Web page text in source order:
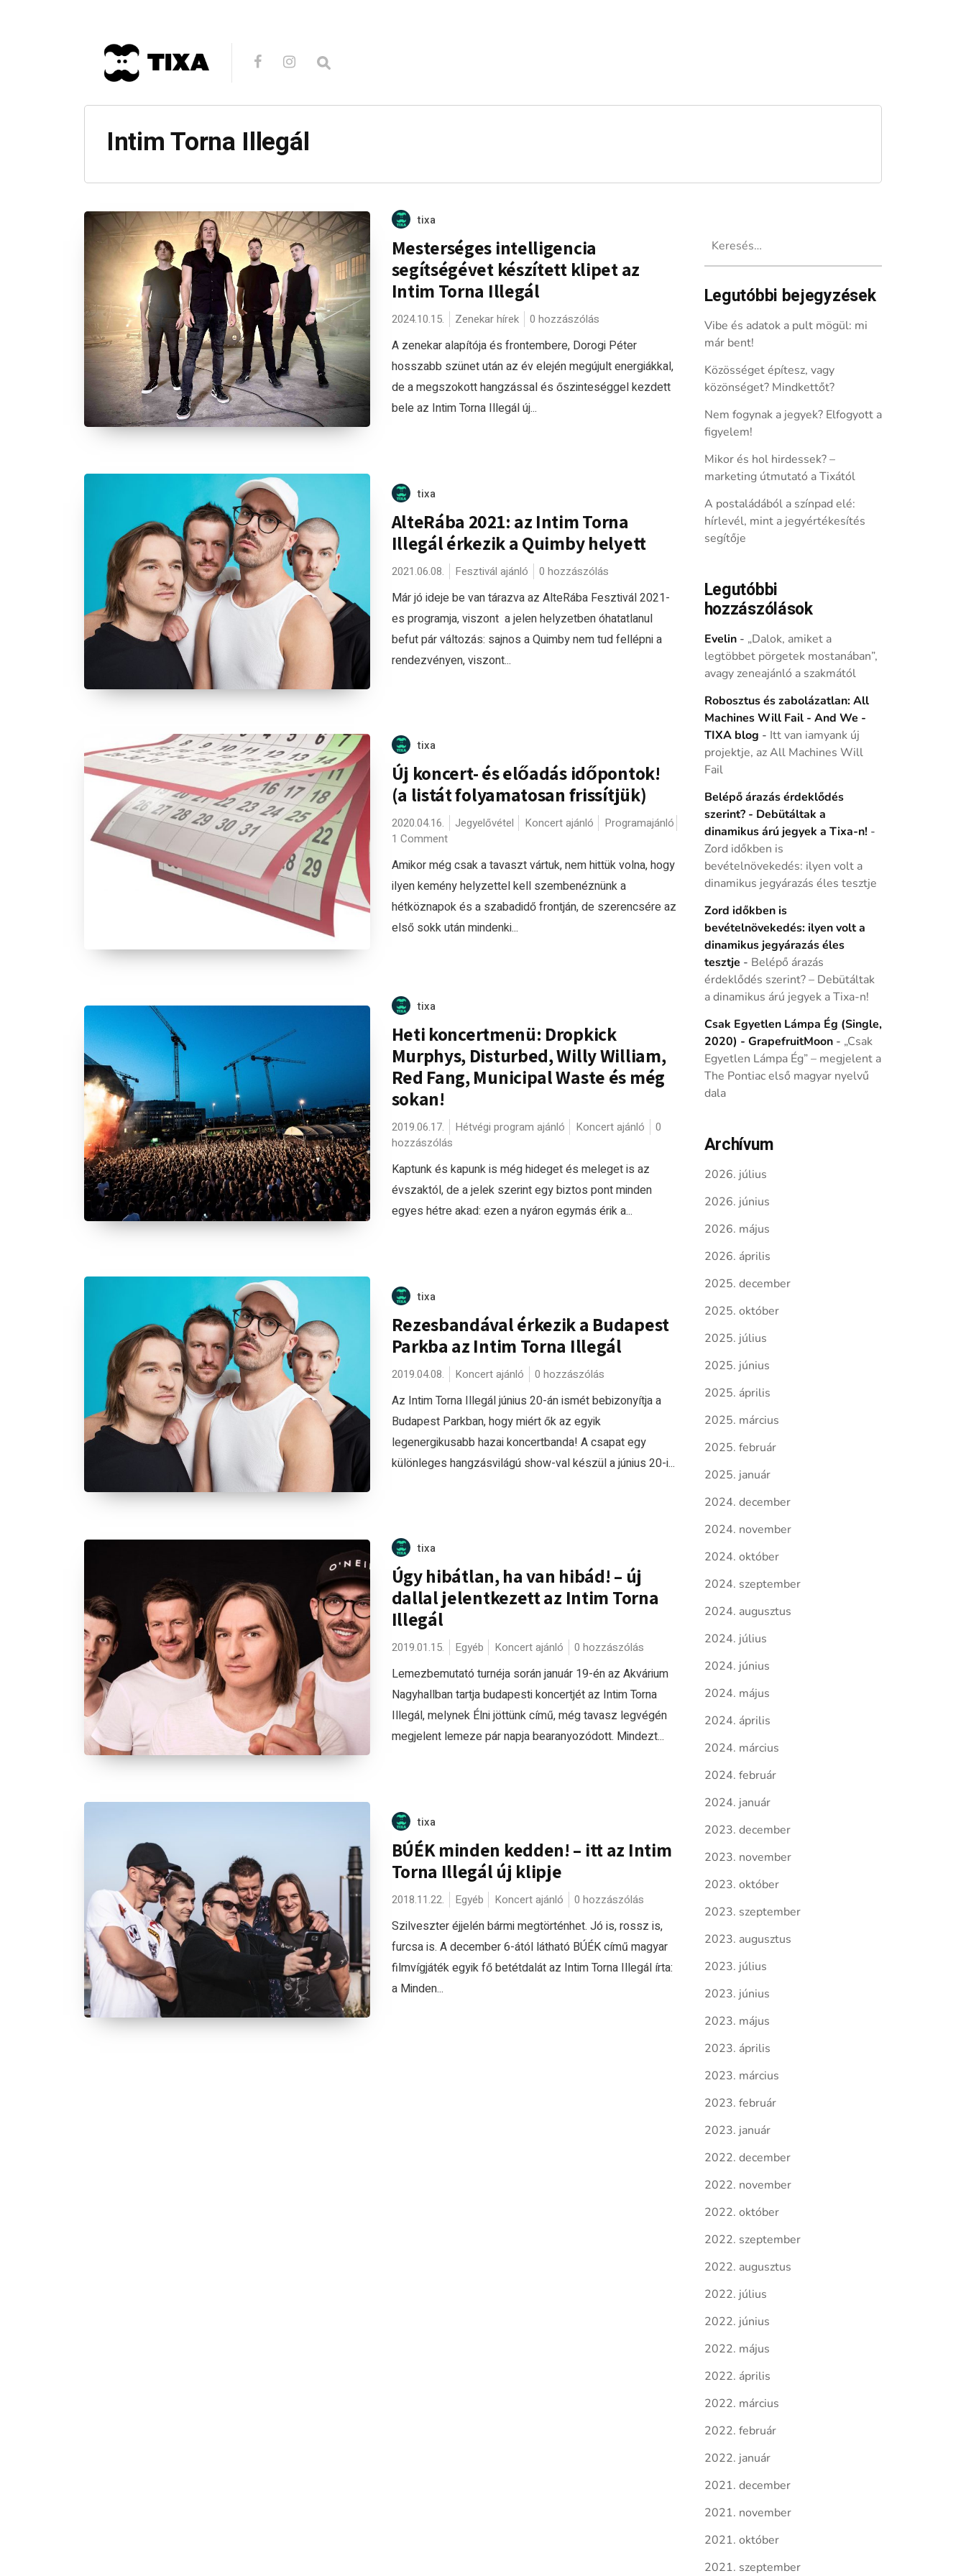
Intim Torna Illegál
tixa
Mesterséges intelligencia
segítségévet készített klipet az
Intim Torna Illegál
2024.10.15. Zenekar hírek 0 hozzászólás
A zenekar alapítója és frontembere, Dorogi Péter
hosszabb szünet után az év elején megújult energiákkal,
de a megszokott hangzással és őszinteséggel kezdett
bele az Intim Torna Illegál új...
tixa
AlteRába 2021: az Intim Torna
Illegál érkezik a Quimby helyett
2021.06.08. Fesztivál ajánló 0 hozzászólás
Már jó ideje be van tárazva az AlteRába Fesztivál 2021-
es programja, viszont a jelen helyzetben óhatatlanul
befut pár változás: sajnos a Quimby nem tud fellépni a
rendezvényen, viszont...
tixa
Új koncert- és előadás időpontok!
(a listát folyamatosan frissítjük)
2020.04.16. Jegyelővétel Koncert ajánló
Programajánló
1 Comment
Amikor még csak a tavaszt vártuk, nem hittük volna, hogy
ilyen kemény helyzettel kell szembenéznünk a
hétköznapok és a szabadidő frontján, de szerencsére az
első sokk után mindenki...
tixa
Heti koncertmenü: Dropkick
Murphys, Disturbed, Willy William,
Red Fang, Municipal Waste és még
sokan!
2019.06.17. Hétvégi program ajánló Koncert ajánló
0
hozzászólás
Kaptunk és kapunk is még hideget és meleget is az
évszaktól, de a jelek szerint egy biztos pont minden
egyes hétre akad: ezen a nyáron egymás érik a...
tixa
Rezesbandával érkezik a Budapest
Parkba az Intim Torna Illegál
2019.04.08. Koncert ajánló 0 hozzászólás
Az Intim Torna Illegál június 20-án ismét bebizonyítja a
Budapest Parkban, hogy miért ők az egyik
legenergikusabb hazai koncertbanda! A csapat egy
különleges hangzásvilágú show-val készül a június 20-i...
tixa
Úgy hibátlan, ha van hibád! – új
dallal jelentkezett az Intim Torna
Illegál
2019.01.15. Egyéb Koncert ajánló 0 hozzászólás
Lemezbemutató turnéja során január 19-én az Akvárium
Nagyhallban tartja budapesti koncertjét az Intim Torna
Illegál, melynek Élni jöttünk című, még tavasz legvégén
megjelent lemeze pár napja bearanyozódott. Mindezt...
tixa
BÚÉK minden kedden! – itt az Intim
Torna Illegál új klipje
2018.11.22. Egyéb Koncert ajánló 0 hozzászólás
Szilveszter éjjelén bármi megtörténhet. Jó is, rossz is,
furcsa is. A december 6-ától látható BÚÉK című magyar
filmvígjáték egyik fő betétdalát az Intim Torna Illegál írta:
a Minden...
Legutóbbi bejegyzések
Vibe és adatok a pult mögül: mi
már bent!
Közösséget építesz, vagy
közönséget? Mindkettőt?
Nem fogynak a jegyek? Elfogyott a
figyelem!
Mikor és hol hirdessek? –
marketing útmutató a Tixától
A postaládából a színpad elé:
hírlevél, mint a jegyértékesítés
segítője
Legutóbbi
hozzászólások
Evelin- „Dalok, amiket a
legtöbbet pörgetek mostanában”,
avagy zeneajánló a szakmától
Robosztus és zabolázatlan: All
Machines Will Fail - And We -
TIXA blog - Itt van iamyank új
projektje, az All Machines Will
Fail
Belépő árazás érdeklődés
szerint? - Debütáltak a
dinamikus árú jegyek a Tixa-n! -
Zord időkben is
bevételnövekedés: ilyen volt a
dinamikus jegyárazás éles tesztje
Zord időkben is
bevételnövekedés: ilyen volt a
dinamikus jegyárazás éles
tesztje - Belépő árazás
érdeklődés szerint? – Debütáltak
a dinamikus árú jegyek a Tixa-n!
Csak Egyetlen Lámpa Ég (Single,
2020) - GrapefruitMoon- „Csak
Egyetlen Lámpa Ég” – megjelent a
The Pontiac első magyar nyelvű
dala
Archívum
2026. július
2026. június
2026. május
2026. április
2025. december
2025. október
2025. július
2025. június
2025. április
2025. március
2025. február
2025. január
2024. december
2024. november
2024. október
2024. szeptember
2024. augusztus
2024. július
2024. június
2024. május
2024. április
2024. március
2024. február
2024. január
2023. december
2023. november
2023. október
2023. szeptember
2023. augusztus
2023. július
2023. június
2023. május
2023. április
2023. március
2023. február
2023. január
2022. december
2022. november
2022. október
2022. szeptember
2022. augusztus
2022. július
2022. június
2022. május
2022. április
2022. március
2022. február
2022. január
2021. december
2021. november
2021. október
2021. szeptember